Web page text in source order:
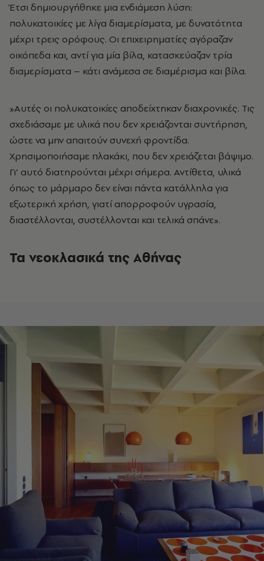
Έτσι δημιουργήθηκε μια ενδιάμεση λύση:
πολυκατοικίες με λίγα διαμερίσματα, με δυνατότητα
μέχρι τρεις ορόφους. Οι επιχειρηματίες αγόραζαν
οικόπεδα και, αντί για μία βίλα, κατασκεύαζαν τρία
διαμερίσματα – κάτι ανάμεσα σε διαμέρισμα και βίλα.
»Αυτές οι πολυκατοικίες αποδείχτηκαν διαχρονικές. Τις
σχεδιάσαμε με υλικά που δεν χρειάζονται συντήρηση,
ώστε να μην απαιτούν συνεχή φροντίδα.
Χρησιμοποιήσαμε πλακάκι, που δεν χρειάζεται βάψιμο.
Γι’ αυτό διατηρούνται μέχρι σήμερα. Αντίθετα, υλικά
όπως το μάρμαρο δεν είναι πάντα κατάλληλα για
εξωτερική χρήση, γιατί απορροφούν υγρασία,
διαστέλλονται, συστέλλονται και τελικά σπάνε».
Τα νεοκλασικά της Αθήνας